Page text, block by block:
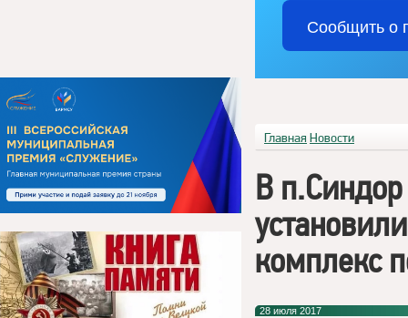
Сообщить о
Главная Новости
В п.Синдор
комплекс
28 июля 2017